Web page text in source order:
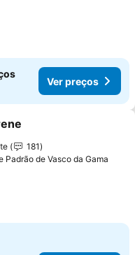
Ver preços
aos favoritos
181
Padrão de Vasco da Gama